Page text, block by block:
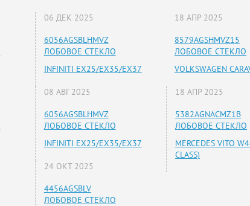
06 ДЕК 2025
6056AGSBLHMVZ
ЛОБОВОЕ СТЕКЛО
INFINITI EX25/EX35/EX37
08 АВГ 2025
6056AGSBLHMVZ
ЛОБОВОЕ СТЕКЛО
INFINITI EX25/EX35/EX37
24 ОКТ 2025
4456AGSBLV
ЛОБОВОЕ СТЕКЛО
18 АПР 2025
8579AGSHMVZ15
ЛОБОВОЕ СТЕКЛО
VOLKSWAGEN
18 АПР 2025
5382AGNACMZ1B
ЛОБОВОЕ СТЕКЛО
MERCEDES VITO
CLASS)